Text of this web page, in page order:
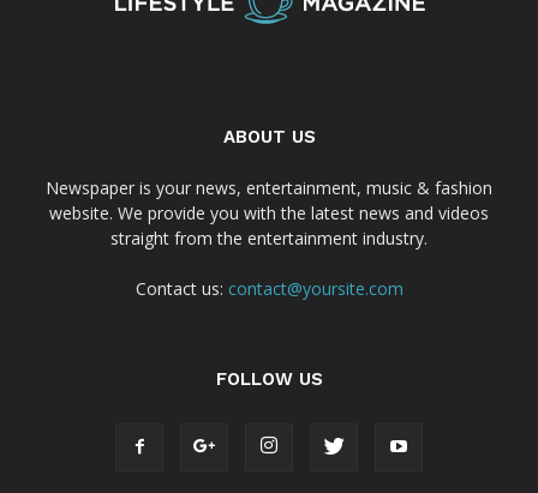
ABOUT US
Newspaper is your news, entertainment, music & fashion
website. We provide you with the latest news and videos
straight from the entertainment industry.
Contact us: contact@yoursite.com
FOLLOW US